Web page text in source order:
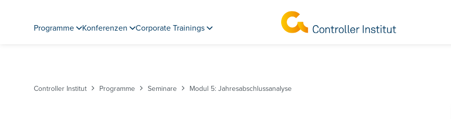
Programme Konferenzen Corporate Trainings
Controller Institut Programme Seminare Modul 5: Jahresabschlussanalyse